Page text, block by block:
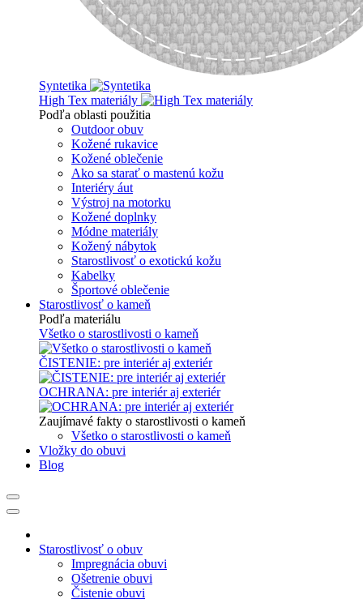
Syntetika
High Tex materiály
Podľa oblasti použitia
Outdoor obuv
Kožené rukavice
Kožené oblečenie
Ako sa starať o mastenú kožu
Interiéry áut
Výstroj na motorku
Kožené doplnky
Módne materiály
Kožený nábytok
Starostlivosť o exotickú kožu
Kabelky
Športové oblečenie
Starostlivosť o kameň
Podľa materiálu
Všetko o starostlivosti o kameň
ČISTENIE: pre interiér aj exteriér
OCHRANA: pre interiér aj exteriér
Zaujímavé fakty o starostlivosti o kameň
Všetko o starostlivosti o kameň
Vložky do obuvi
Blog
Starostlivosť o obuv
Impregnácia obuvi
Ošetrenie obuvi
Čistenie obuvi